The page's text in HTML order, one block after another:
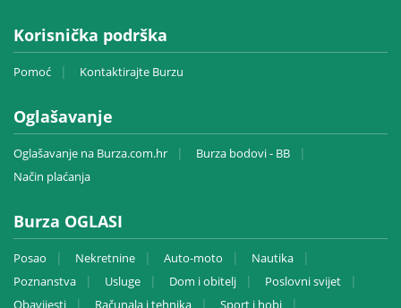
Korisnička podrška
Pomoć Kontaktirajte Burzu
Oglašavanje
Oglašavanje na Burza.com.hr
Burza bodovi - BB
Način plaćanja
Burza OGLASI
Posao Nekretnine Auto-moto
Nautika
Poznanstva
Usluge Dom i obitelj
Poslovni svijet